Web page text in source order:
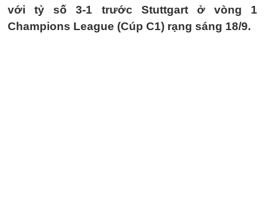
với tỷ số 3-1 trước Stuttgart ở vòng 1
Champions League (Cúp C1) rạng sáng 18/9.